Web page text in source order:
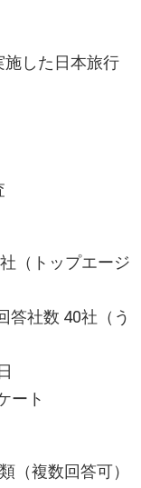
した日本旅行
（トップエージ
答社数 40社（う
ート
（複数回答可）